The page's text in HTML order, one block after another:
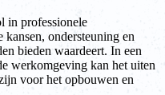
in professionele
ondersteuning en
bieden waardeert. In een
werkomgeving kan het uiten
voor het opbouwen en